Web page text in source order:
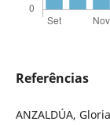
Referências
ANZALDÚA,